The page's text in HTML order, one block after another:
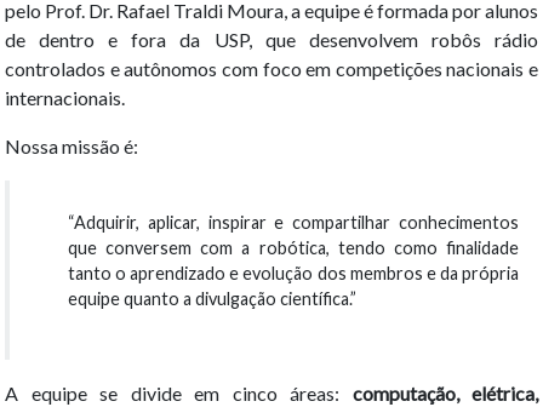
pelo Prof. Dr. Rafael Traldi Moura, a equipe é formada por alunos
de dentro e fora da USP, que desenvolvem robôs rádio
controlados e autônomos com foco em competições nacionais e
internacionais.
Nossa missão é:
“Adquirir, aplicar, inspirar e compartilhar conhecimentos
que conversem com a robótica, tendo como finalidade
tanto o aprendizado e evolução dos membros e da própria
equipe quanto a divulgação científica.”
A equipe se divide em cinco áreas: computação, elétrica,